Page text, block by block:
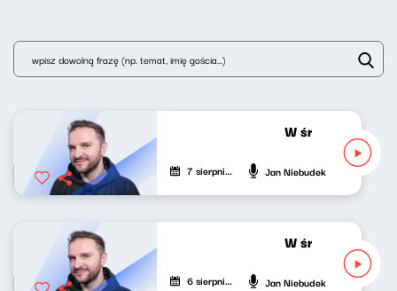
W środku dnia
7 sierpnia 2026 Jan Niebudek
W środku dnia
6 sierpnia 2026 Jan Niebudek